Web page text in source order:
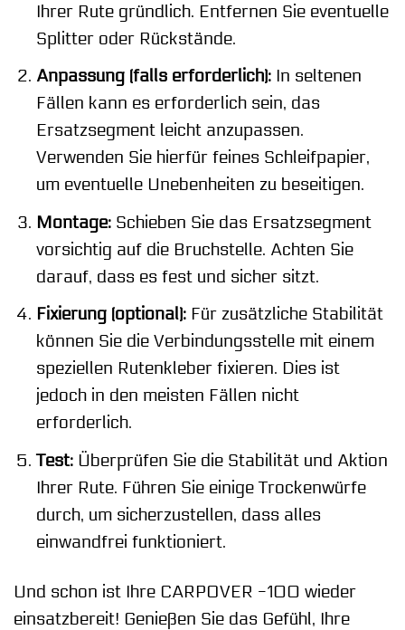
Ihrer Rute gründlich. Entfernen Sie eventuelle
Splitter oder Rückstände.
Anpassung (falls erforderlich):In seltenen
Fällen kann es erforderlich sein, das
Ersatzsegment leicht anzupassen.
Verwenden Sie hierfür feines Schleifpapier,
um eventuelle Unebenheiten zu beseitigen.
Montage:Schieben Sie das Ersatzsegment
vorsichtig auf die Bruchstelle. Achten Sie
darauf, dass es fest und sicher sitzt.
Fixierung (optional):Für zusätzliche Stabilität
können Sie die Verbindungsstelle mit einem
speziellen Rutenkleber fixieren. Dies ist
jedoch in den meisten Fällen nicht
erforderlich.
Test:Überprüfen Sie die Stabilität und Aktion
Ihrer Rute. Führen Sie einige Trockenwürfe
durch, um sicherzustellen, dass alles
einwandfrei funktioniert.
Und schon ist Ihre CARPOVER -100 wieder
einsatzbereit! Genießen Sie das Gefühl, Ihre